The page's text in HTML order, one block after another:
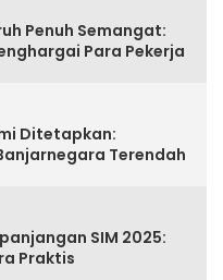
Penuh Semangat:
Para Pekerja
Ditetapkan:
Terendah
SIM 2025:
Praktis